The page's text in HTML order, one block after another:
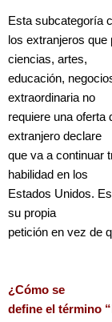
Esta subcategoría
los extranjeros que
ciencias, artes,
educación,
extraordinaria no
requiere una oferta
extranjero declare
que va a continuar
habilidad en los
Estados Unidos.
su propia
petición en vez de
¿Cómo se
define el término